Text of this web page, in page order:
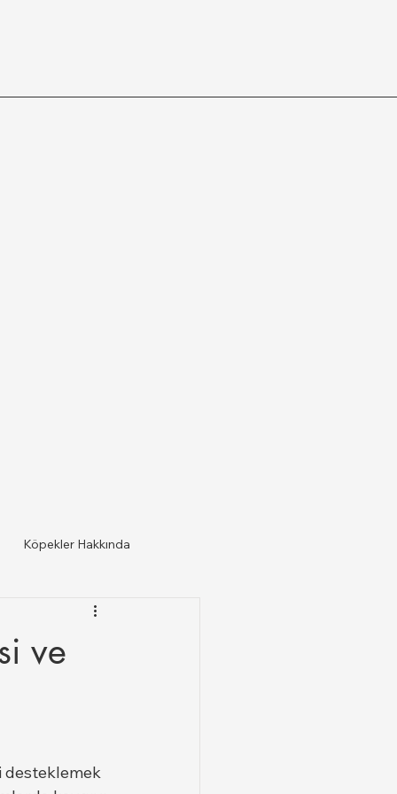
Köpekler Hakkında
ve
desteklemek